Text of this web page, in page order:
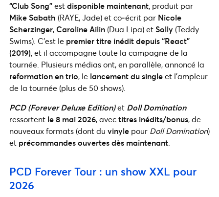
“Club Song”estdisponible maintenant, produit par
Mike Sabath (RAYE, Jade) et co‑écrit par Nicole
Scherzinger, Caroline Ailin (Dua Lipa) et Solly (Teddy
Swims). C’est le premier titre inédit depuis “React”
(2019), et il accompagne toute la campagne de la
tournée. Plusieurs médias ont, en parallèle, annoncé la
reformation en trio, le lancement du singleet l’ampleur
de la tournée (plus de 50 shows).
PCD (Forever Deluxe Edition)et Doll Domination
ressortent le 8 mai 2026, avectitres inédits/bonus, de
nouveaux formats (dont du vinyle pour Doll Domination)
et précommandes ouvertes dès maintenant.
PCD Forever Tour : un show XXL pour
2026